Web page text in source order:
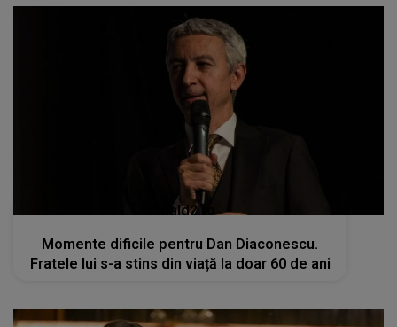
kanald2.ro
Momente dificile pentru Dan Diaconescu.
Fratele lui s-a stins din viață la doar 60 de ani